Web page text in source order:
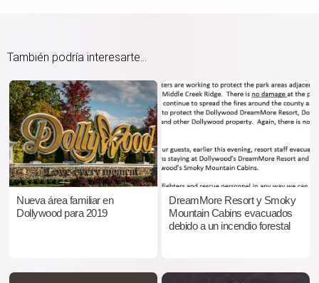
También podría interesarte...
Nueva área familiar en
Dollywood para 2019
DreamMore Resort y Smoky
Mountain Cabins evacuados
debido a un incendio forestal